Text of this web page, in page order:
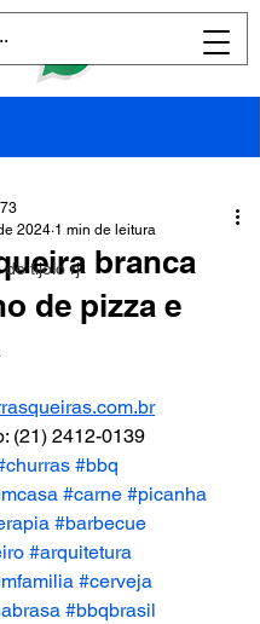
de tijolo rj
branca
de pizza e
2024 1 min de leitura
NaN de 5 estrelas.
(21) 2412-0139
#bbq
#carne #picanha
#barbecue
#arquitetura
#cerveja
#bbqbrasil